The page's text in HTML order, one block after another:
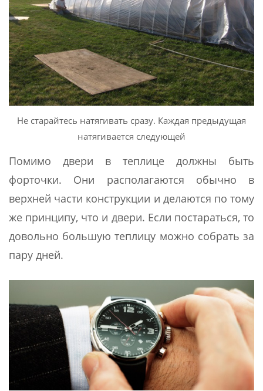
Не старайтесь натягивать сразу. Каждая предыдущая
натягивается следующей
Помимо двери в теплице должны быть
форточки. Они располагаются обычно в
верхней части конструкции и делаются по тому
же принципу, что и двери. Если постараться, то
довольно большую теплицу можно собрать за
пару дней.